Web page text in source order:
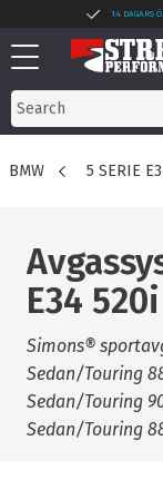
Menu
14 DAGARS
BMW 5 SERIE
E34
Simons®
Sedan/Touring
Sedan/Touring
Sedan/Touring